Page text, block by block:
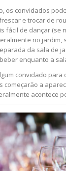
os convidados
e trocar de
fácil de dançar (se
no jardim,
da sala de
enquanto a
convidado para
começarão a
acontece